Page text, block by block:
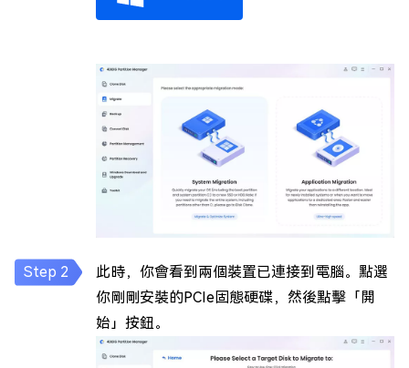
此時，你會看到兩個裝置已連接到電腦。點選
你剛剛安裝的PCIe固態硬碟，然後點擊「開
始」按鈕。